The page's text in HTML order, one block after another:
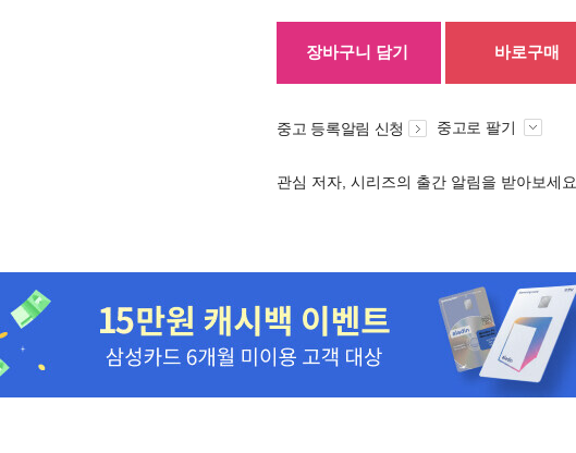
장바구니 담기 바로구매
중고 등록알림 신청 중고로 팔기
관심 저자, 시리즈의 출간 알림을 받아보세요